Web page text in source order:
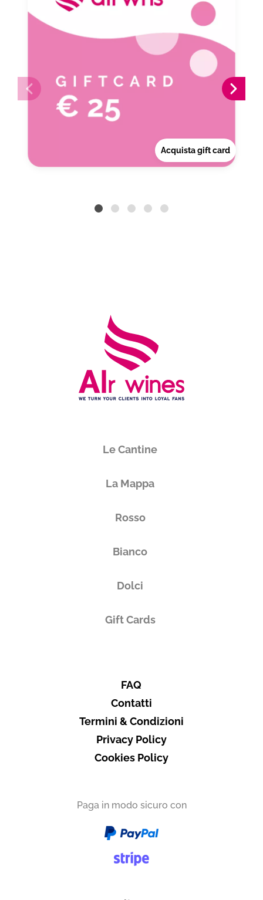
Acquista gift card
Le Cantine
La Mappa
Rosso
Bianco
Dolci
Gift Cards
FAQ
Contatti
Termini & Condizioni
Privacy Policy
Cookies Policy
Paga in modo sicuro con